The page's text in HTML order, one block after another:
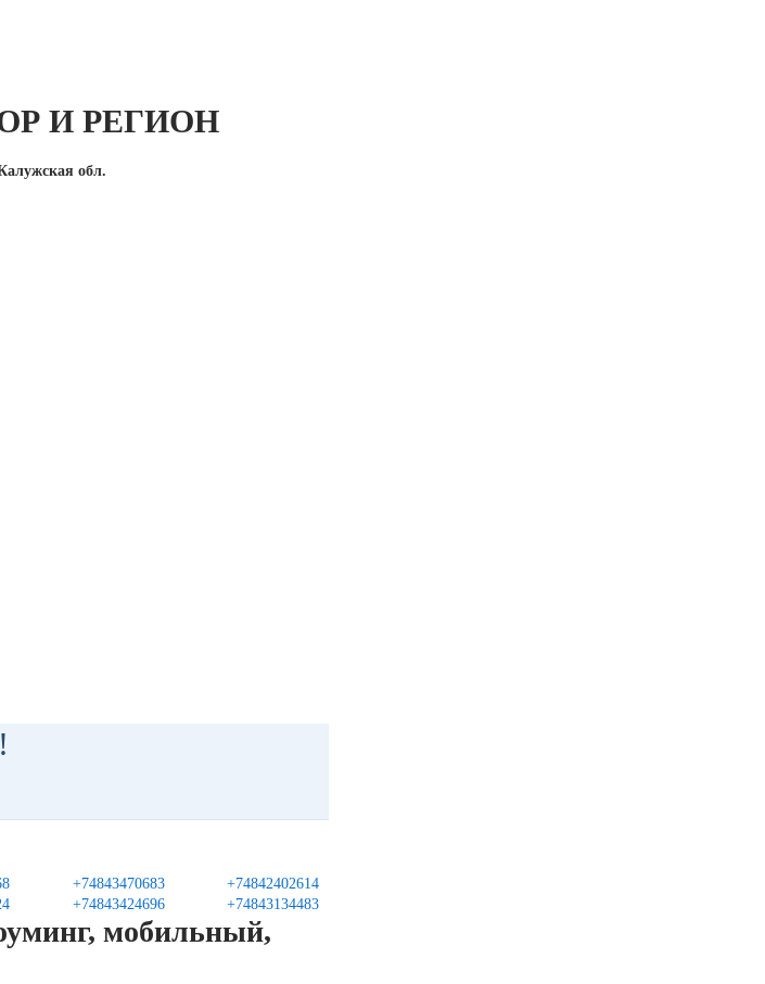
И РЕГИОН
обл.
+74843470683
+74842402614
+74843424696 +74843134483
мобильный,